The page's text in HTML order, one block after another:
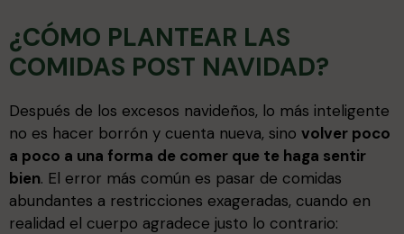
¿CÓMO PLANTEAR LAS
COMIDAS POST NAVIDAD?
Después de los excesos navideños, lo más inteligente
no es hacer borrón y cuenta nueva, sino volver poco
a poco a una forma de comer que te haga sentir
bien. El error más común es pasar de comidas
abundantes a restricciones exageradas, cuando en
realidad el cuerpo agradece justo lo contrario: